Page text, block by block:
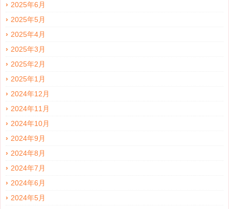
2025年6月
2025年5月
2025年4月
2025年3月
2025年2月
2025年1月
2024年12月
2024年11月
2024年10月
2024年9月
2024年8月
2024年7月
2024年6月
2024年5月